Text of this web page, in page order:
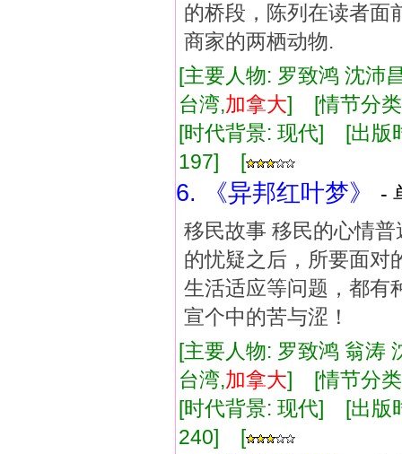
的桥段，陈列在读者面
商家的两栖动物.
[主要人物: 罗致鸿 沈沛
台湾,加拿大] [情节分
[时代背景: 现代] [出
197] [
6. 《异邦红叶梦》
-
移民故事 移民的心情
的忧疑之后，所要面对
生活适应等问题，都有
宣个中的苦与涩！
[主要人物: 罗致鸿 翁涛
台湾,加拿大] [情节分
[时代背景: 现代] [出
240] [